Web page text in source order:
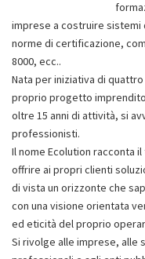
imprese a costruire sistemi
norme di certificazione,
8000, ecc..
Nata per iniziativa di
proprio progetto
oltre 15 anni di attività, si
professionisti.
Il nome Ecolution racconta
offrire ai propri clienti
di vista un orizzonte che
con una visione orientata
ed eticità del proprio
Si rivolge alle imprese, alle